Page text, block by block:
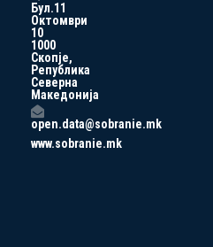
Бул.11
Октомври
10
1000
Скопје,
Република
Северна
Македонија
open.data@sobranie.mk
www.sobranie.mk